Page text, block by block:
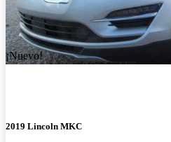
¡Nuevo!
2019 Lincoln MKC